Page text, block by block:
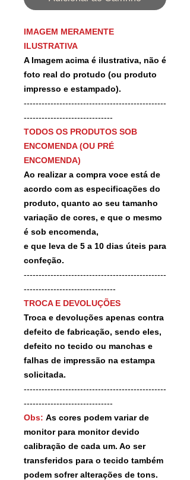
IMAGEM MERAMENTE
ILUSTRATIVA
A Imagem acima é ilustrativa, não é
foto real do protudo (ou produto
impresso e estampado).
------------------------------------------------
------------------------------
TODOS OS PRODUTOS SOB
ENCOMENDA (OU PRÉ
ENCOMENDA)
Ao realizar a compra voce está de
acordo com as especificações do
produto, quanto ao seu tamanho
variação de cores, e que o mesmo
é sob encomenda,
e que leva de 5 a 10 dias úteis para
confeção.
------------------------------------------------
-------------------------------
TROCA E DEVOLUÇÕES
Troca e devoluções apenas contra
defeito de fabricação, sendo eles,
defeito no tecido ou manchas e
falhas de impressão na estampa
solicitada.
------------------------------------------------
------------------------------
Obs: As cores podem variar de
monitor para monitor devido
calibração de cada um. Ao ser
transferidos para o tecido também
podem sofrer alterações de tons.